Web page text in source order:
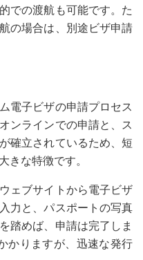
での渡航も可能です。た
の場合は、別途ビザ申請
電子ビザの申請プロセス
ンラインでの申請と、ス
確立されているため、短
きな特徴です。
ェブサイトから電子ビザ
力と、パスポートの写真
踏めば、申請は完了しま
かりますが、迅速な発行